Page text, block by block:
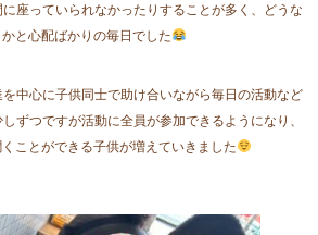
座っていられなかったりすることが多く、どうな
と心配ばかりの毎日でした
中心に子供同士で助け合いながら毎日の活動など
ずつですが活動に全員が参加できるようになり、
ことができる子供が増えていきました